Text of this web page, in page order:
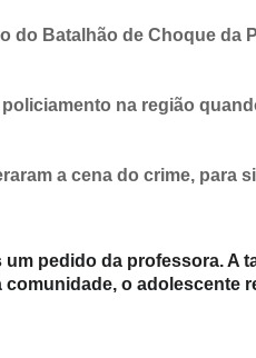
do Batalhão de Choque da
na região
a cena do crime, para
pedido da professora. A
o adolescente